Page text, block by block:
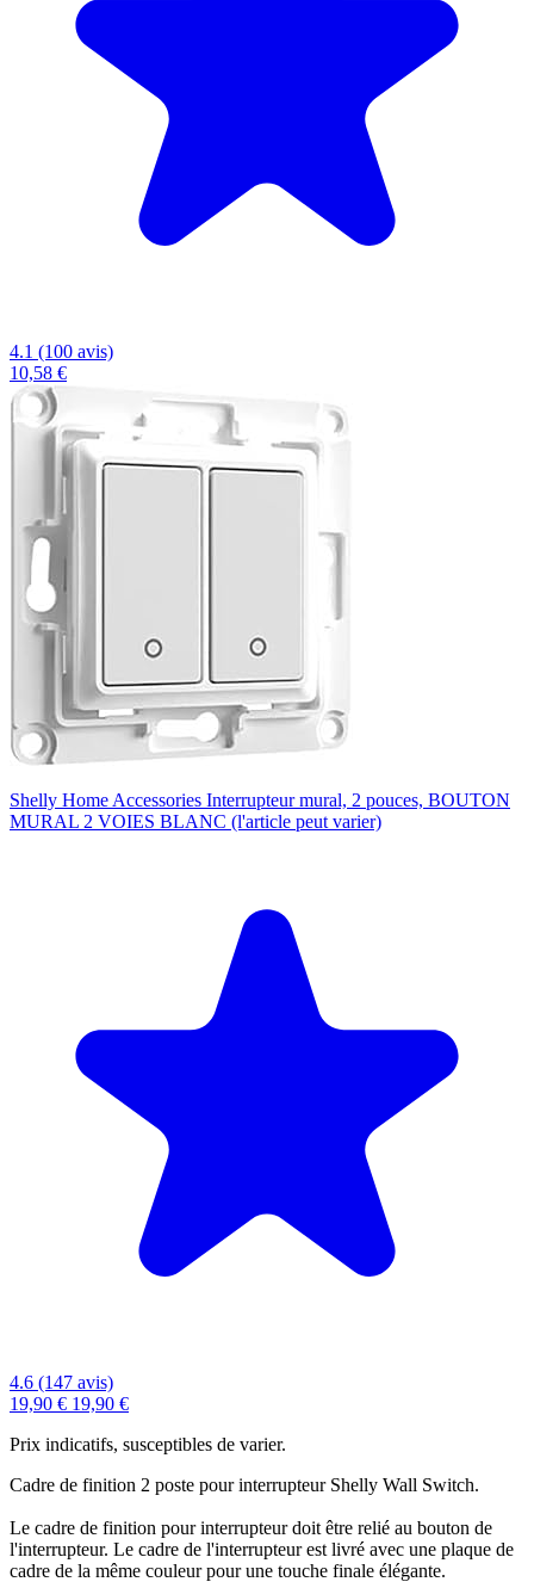
4.1 (100 avis)
10,58 €
Shelly Home Accessories Interrupteur mural, 2 pouces, BOUTON
MURAL 2 VOIES BLANC (l'article peut varier)
4.6 (147 avis)
19,90 € 19,90 €
Prix indicatifs, susceptibles de varier.
Cadre de finition 2 poste pour interrupteur Shelly Wall Switch.
Le cadre de finition pour interrupteur doit être relié au bouton de
l'interrupteur. Le cadre de l'interrupteur est livré avec une plaque de
cadre de la même couleur pour une touche finale élégante.